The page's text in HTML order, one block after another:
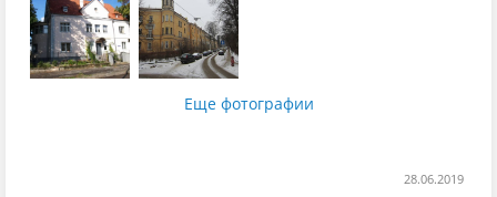
Еще фотографии
28.06.2019